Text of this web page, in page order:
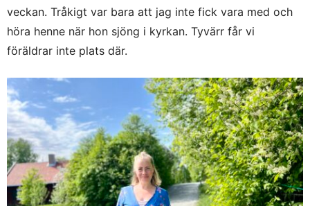
veckan. Tråkigt var bara att jag inte fick vara med och
höra henne när hon sjöng i kyrkan. Tyvärr får vi
föräldrar inte plats där.